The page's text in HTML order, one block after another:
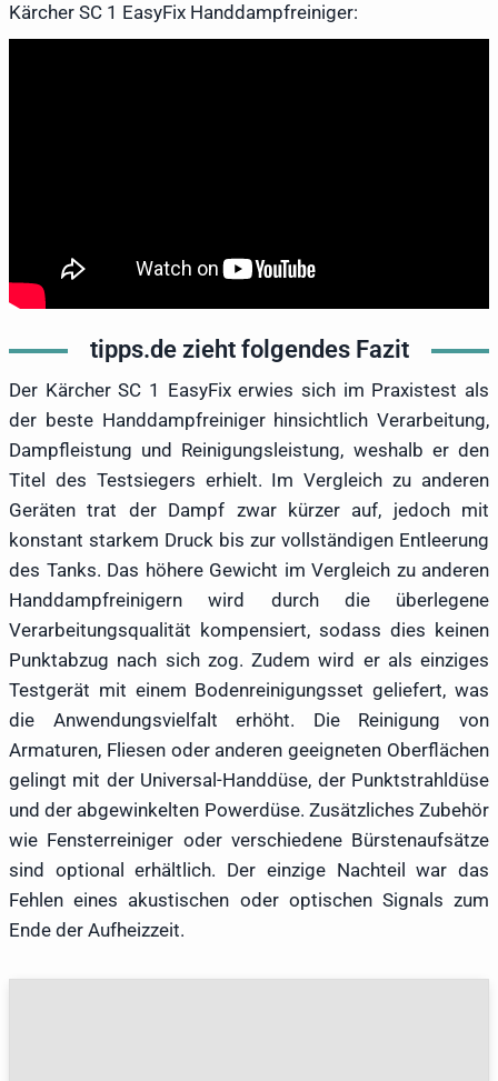
Kärcher SC 1 EasyFix Handdampfreiniger:
tipps.de zieht folgendes Fazit
Der Kärcher SC 1 EasyFix erwies sich im Praxistest als
der beste Handdampfreiniger hinsichtlich Verarbeitung,
Dampfleistung und Reinigungsleistung, weshalb er den
Titel des Testsiegers erhielt. Im Vergleich zu anderen
Geräten trat der Dampf zwar kürzer auf, jedoch mit
konstant starkem Druck bis zur vollständigen Entleerung
des Tanks. Das höhere Gewicht im Vergleich zu anderen
Handdampfreinigern wird durch die überlegene
Verarbeitungsqualität kompensiert, sodass dies keinen
Punktabzug nach sich zog. Zudem wird er als einziges
Testgerät mit einem Bodenreinigungsset geliefert, was
die Anwendungsvielfalt erhöht. Die Reinigung von
Armaturen, Fliesen oder anderen geeigneten Oberflächen
gelingt mit der Universal-Handdüse, der Punktstrahldüse
und der abgewinkelten Powerdüse. Zusätzliches Zubehör
wie Fensterreiniger oder verschiedene Bürstenaufsätze
sind optional erhältlich. Der einzige Nachteil war das
Fehlen eines akustischen oder optischen Signals zum
Ende der Aufheizzeit.